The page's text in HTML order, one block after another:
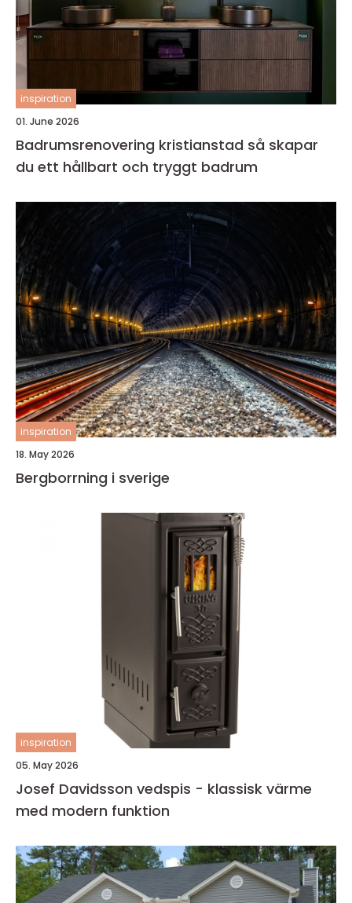
inspiration
01. June 2026
Badrumsrenovering kristianstad så skapar
du ett hållbart och tryggt badrum
inspiration
18. May 2026
Bergborrning i sverige
inspiration
05. May 2026
Josef Davidsson vedspis - klassisk värme
med modern funktion